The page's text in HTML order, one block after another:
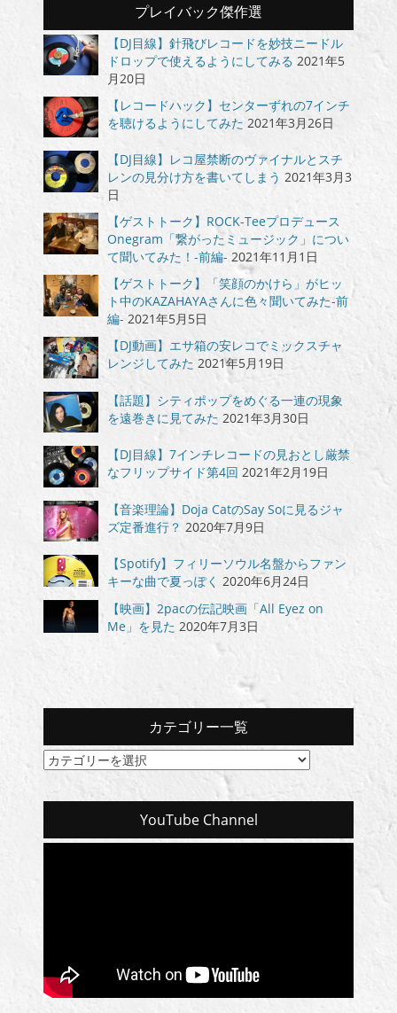
プレイバック傑作選
【DJ目線】針飛びレコードを妙技ニードル
ドロップで使えるようにしてみる 2021年5
月20日
【レコードハック】センターずれの7インチ
を聴けるようにしてみた 2021年3月26日
【DJ目線】レコ屋禁断のヴァイナルとスチ
レンの見分け方を書いてしまう 2021年3月3
日
【ゲストトーク】ROCK-Teeプロデュース
Onegram「繋がったミュージック」につい
て聞いてみた！-前編- 2021年11月1日
【ゲストトーク】「笑顔のかけら」がヒッ
ト中のKAZAHAYAさんに色々聞いてみた-前
編- 2021年5月5日
【DJ動画】エサ箱の安レコでミックスチャ
レンジしてみた 2021年5月19日
【話題】シティポップをめぐる一連の現象
を遠巻きに見てみた 2021年3月30日
【DJ目線】7インチレコードの見おとし厳禁
なフリップサイド第4回 2021年2月19日
【音楽理論】Doja CatのSay Soに見るジャ
ズ定番進行？ 2020年7月9日
【Spotify】フィリーソウル名盤からファン
キーな曲で夏っぽく 2020年6月24日
【映画】2pacの伝記映画「All Eyez on
Me」を見た 2020年7月3日
カテゴリー一覧
カ
YouTube Channel